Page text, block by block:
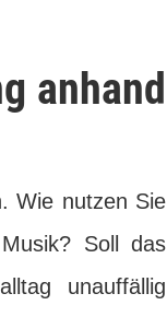
anhand
Wie nutzen Sie
Soll das
unauffällig